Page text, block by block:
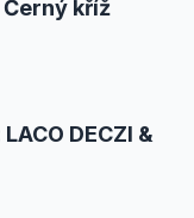
kříž
DECZI &